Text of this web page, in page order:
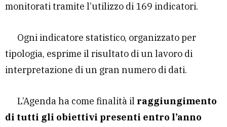
monitorati tramite l’utilizzo di 169 indicatori.
Ogni indicatore statistico, organizzato per
tipologia, esprime il risultato di un lavoro di
interpretazione di un gran numero di dati.
L’Agenda ha come finalità il raggiungimento
di tutti gli obiettivi presenti entro l’anno